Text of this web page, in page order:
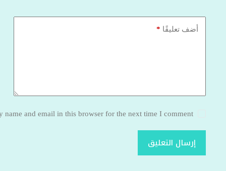
أضف تعليقًا *
name and email in this browser for the next time I comment.
إرسال التعليق